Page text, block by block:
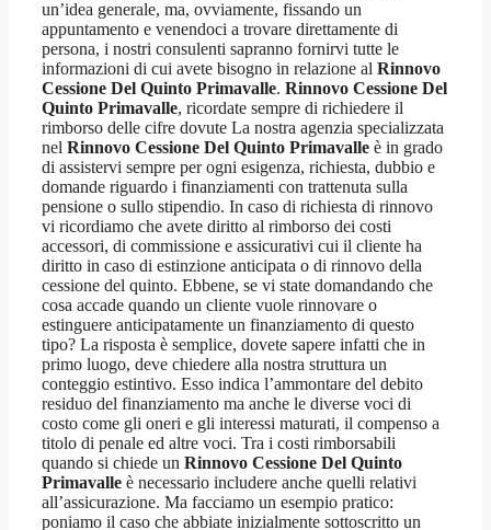
un’idea generale, ma, ovviamente, fissando un
appuntamento e venendoci a trovare direttamente di
persona, i nostri consulenti sapranno fornirvi tutte le
informazioni di cui avete bisogno in relazione al Rinnovo
Cessione Del Quinto Primavalle. Rinnovo Cessione Del
Quinto Primavalle, ricordate sempre di richiedere il
rimborso delle cifre dovute La nostra agenzia specializzata
nel Rinnovo Cessione Del Quinto Primavalle è in grado
di assistervi sempre per ogni esigenza, richiesta, dubbio e
domande riguardo i finanziamenti con trattenuta sulla
pensione o sullo stipendio. In caso di richiesta di rinnovo
vi ricordiamo che avete diritto al rimborso dei costi
accessori, di commissione e assicurativi cui il cliente ha
diritto in caso di estinzione anticipata o di rinnovo della
cessione del quinto. Ebbene, se vi state domandando che
cosa accade quando un cliente vuole rinnovare o
estinguere anticipatamente un finanziamento di questo
tipo? La risposta è semplice, dovete sapere infatti che in
primo luogo, deve chiedere alla nostra struttura un
conteggio estintivo. Esso indica l’ammontare del debito
residuo del finanziamento ma anche le diverse voci di
costo come gli oneri e gli interessi maturati, il compenso a
titolo di penale ed altre voci. Tra i costi rimborsabili
quando si chiede un Rinnovo Cessione Del Quinto
Primavalle è necessario includere anche quelli relativi
all’assicurazione. Ma facciamo un esempio pratico:
poniamo il caso che abbiate inizialmente sottoscritto un